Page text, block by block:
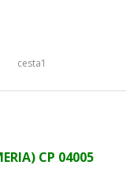
CP 04005